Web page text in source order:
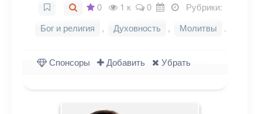
0 1 к 0
Рубрики:
Бог и религия
, Духовность , Молитвы .
Спонсоры Добавить Убрать